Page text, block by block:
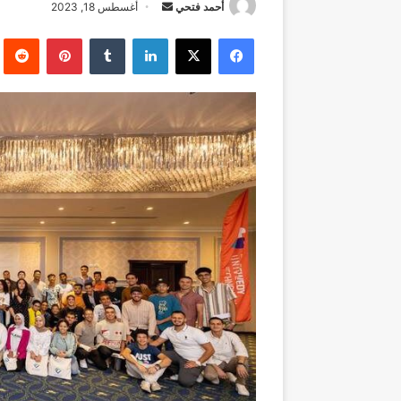
أحمد فتحي
أرسل
إلكترونيا
أغسطس 18, 2023
فيسبوك ‫X لينكدإن بينتيريست